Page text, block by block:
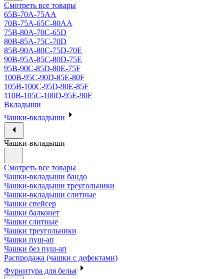
Смотреть все товары
65B-70A-75АА
70В-75А-65С-80АА
75В-80А-70С-65D
80В-85А-75С-70D
85В-90А-80С-75D-70E
90B-95A-85C-80D-75E
95B-90C-85D-80E-75F
100B-95C-90D-85E-80F
105B-100C-95D-90E-85F
110B-105C-100D-95E-90F
Вкладыши
Чашки-вкладыши
Чашки-вкладыши
Смотреть все товары
Чашки-вкладыши бандо
Чашки-вкладыши треугольники
Чашки-вкладыши слитные
Чашки спейсер
Чашки балконет
Чашки слитные
Чашки треугольники
Чашки пуш-ап
Чашки без пуш-ап
Распродажа (чашки с дефектами)
Фурнитура для белья